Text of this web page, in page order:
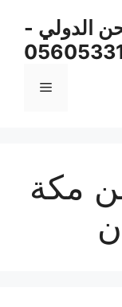
الدولي -
القائمة
مكة